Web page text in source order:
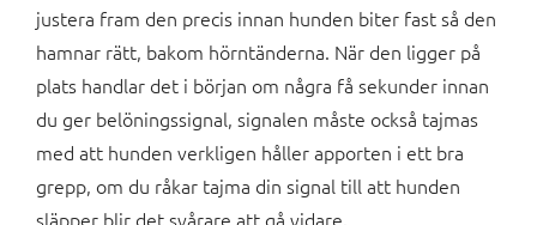
justera fram den precis innan hunden biter fast så den
hamnar rätt, bakom hörntänderna. När den ligger på
plats handlar det i början om några få sekunder innan
du ger belöningssignal, signalen måste också tajmas
med att hunden verkligen håller apporten i ett bra
grepp, om du råkar tajma din signal till att hunden
släpper blir det svårare att gå vidare.